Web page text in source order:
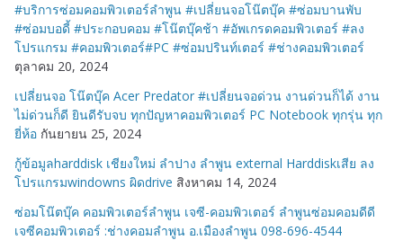
#บริการซ่อมคอมพิวเตอร์ลำพูน #เปลี่ยนจอโน๊ตบุ๊ค #ซ่อมบานพับ
#ซ่อมบอดี้ #ประกอบคอม #โน๊ตบุ๊คช้า #อัพเกรดคอมพิวเตอร์ #ลง
โปรแกรม #คอมพิวเตอร์#PC #ซ่อมปรินท์เตอร์ #ช่างคอมพิวเตอร์
ตุลาคม 20, 2024
เปลี่ยนจอ โน๊ตบุ๊ค Acer Predator #เปลี่ยนจอด่วน งานด่วนก็ได้ งาน
ไม่ด่วนก็ดี ยินดีรับจบ ทุกปัญหาคอมพิวเตอร์ PC Notebook ทุกรุ่น ทุก
ยี่ห้อ กันยายน 25, 2024
กู้ข้อมูลharddisk เชียงใหม่ ลำปาง ลำพูน external Harddiskเสีย ลง
โปรแกรมwindowns ผิดdrive สิงหาคม 14, 2024
ซ่อมโน๊ตบุ๊ค คอมพิวเตอร์ลำพูน เจซี-คอมพิวเตอร์ ลำพูนซ่อมคอมดีดี
เจซีคอมพิวเตอร์ :ช่างคอมลำพูน อ.เมืองลำพูน 098-696-4544